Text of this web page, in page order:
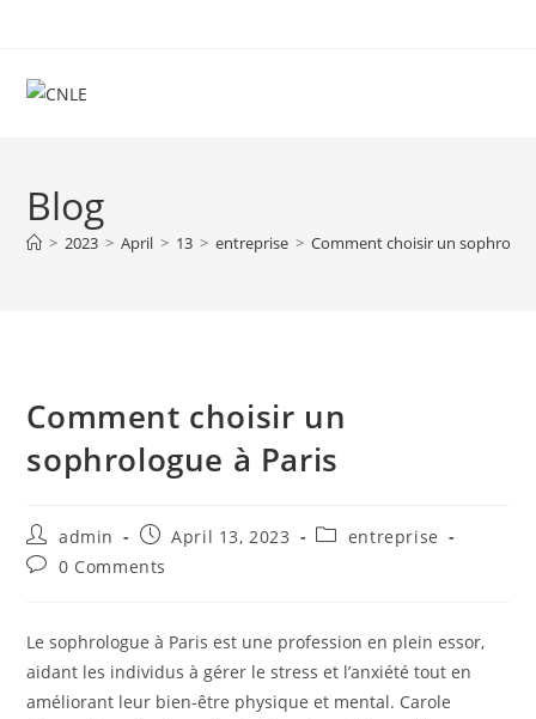
content
Blog
> 2023 > April > 13 > entreprise > Comment choisir un
Comment choisir un
sophrologue à Paris
Post
author:
admin
Post
published:
April 13, 2023
Postentreprise
Post0 Comments
Le sophrologue à Paris est une profession en plein essor,
aidant les individus à gérer le stress et l’anxiété tout en
améliorant leur bien-être physique et mental. Carole